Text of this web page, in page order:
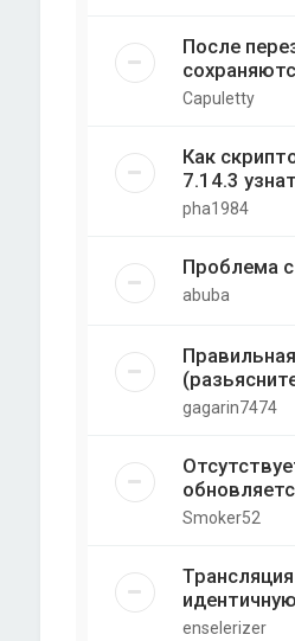
После
Capuletty
Как
7.14.3
pha1984
Проблема
abuba
gagarin7474
Smoker52
enselerizer